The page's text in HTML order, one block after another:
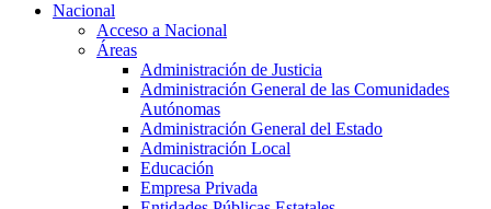
Nacional
Acceso a Nacional
Áreas
Administración de Justicia
Administración General de las Comunidades
Autónomas
Administración General del Estado
Administración Local
Educación
Empresa Privada